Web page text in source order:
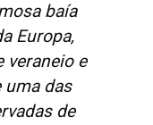
baía
Europa,
veraneio e
uma das
de